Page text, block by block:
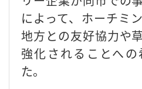
によって、ホーチミ
地方との友好協力や
強化されることへ
た。